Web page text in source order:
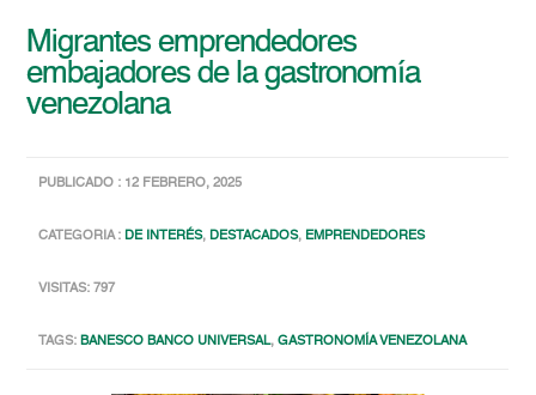
Migrantes emprendedores
embajadores de la gastronomía
venezolana
PUBLICADO : 12 FEBRERO, 2025
CATEGORIA :DE INTERÉS,DESTACADOS, EMPRENDEDORES
VISITAS: 797
TAGS:BANESCO BANCO UNIVERSAL,GASTRONOMÍA VENEZOLANA